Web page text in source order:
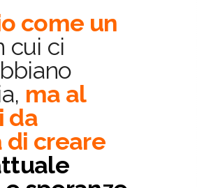
come un
cui ci
ma al
da
di creare